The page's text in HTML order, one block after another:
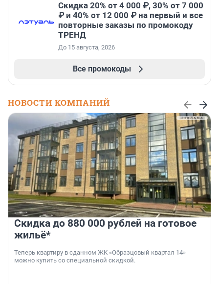
Скидка 20% от 4 000 ₽, 30% от 7 000
₽ и 40% от 12 000 ₽ на первый и все
повторные заказы по промокоду
ТРЕНД
До 15 августа, 2026
Все промокоды
НОВОСТИ КОМПАНИЙ
Скидка до 880 000 рублей на готовое
жильё*
Теперь квартиру в сданном ЖК «Образцовый квартал 14»
можно купить со специальной скидкой.